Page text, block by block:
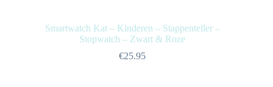
Smartwatch Kat – Kinderen – Stappenteller –
Stopwatch – Zwart & Roze
€25.95